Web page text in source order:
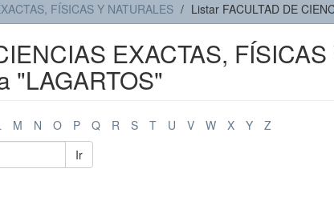
FÍSICAS Y NATURALES Listar FACULTAD DE
EXACTAS, FÍSICAS
"LAGARTOS"
M N O P Q R S T U V W X Y
Z
Ir